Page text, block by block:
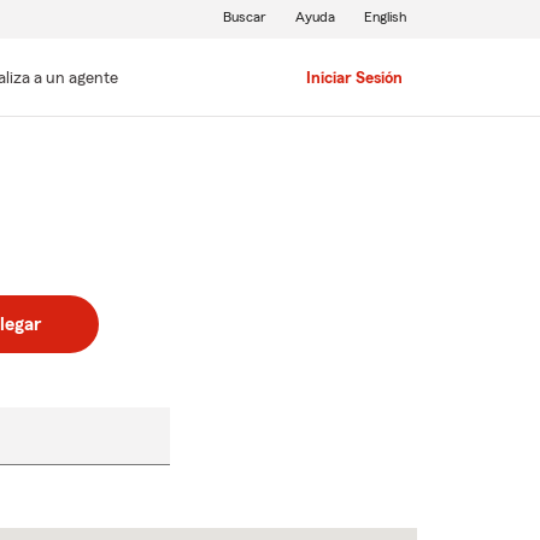
a un agente Iniciar Sesión
Buscar Ayuda English